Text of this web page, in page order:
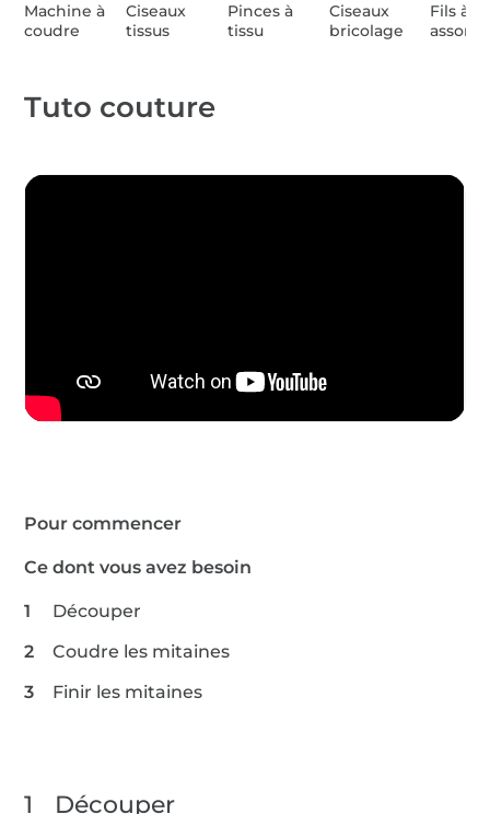
Machine à
coudre
Ciseaux
tissus
Pinces à
tissu
Ciseaux
bricolage
Fils à
assortis
Tuto couture
Pour commencer
Ce dont vous avez besoin
Découper
Coudre les mitaines
Finir les mitaines
1 Découper